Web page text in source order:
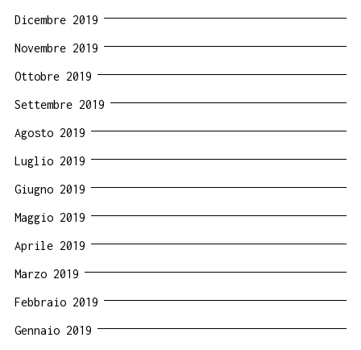
Dicembre 2019
Novembre 2019
Ottobre 2019
Settembre 2019
Agosto 2019
Luglio 2019
Giugno 2019
Maggio 2019
Aprile 2019
Marzo 2019
Febbraio 2019
Gennaio 2019